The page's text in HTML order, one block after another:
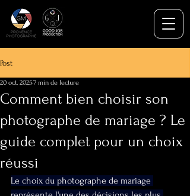
Post
Comment bien choisir son
photographe de mariage ? Le
guide complet pour un choix
réussi
20 oct. 20257 min de lecture
Le choix du photographe de mariage